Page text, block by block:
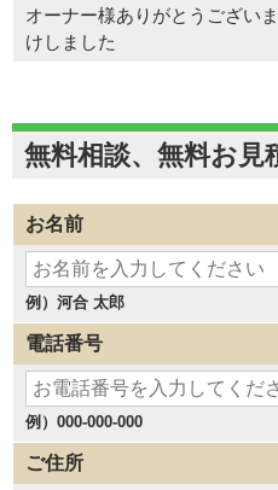
オーナー様ありがとうござい
けしました
無料相談、無料お見
お名前
例）河合 太郎
電話番号
例）000-000-000
ご住所